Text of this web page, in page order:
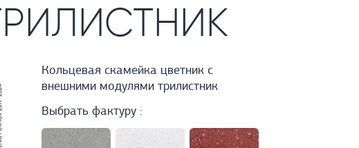
Кольцевая скамейка цветник с
внешними модулями трилистник
Выбрать фактуру :